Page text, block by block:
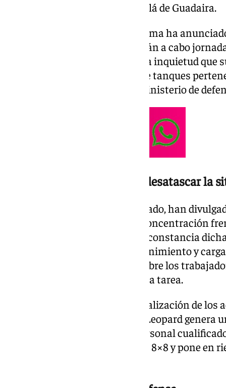
en la localidad sevillana de Alcalá de Guadaira.
El Comité de Empresa de la misma ha
miércoles uno de julio, se llevarán a cabo
duración en pro de reivindicar la inquietud que
contratos de mantenimiento de tanques
programa Obus por parte del ministerio de
Manifestación en busca de desatascar la
Además, mediante un comunicado, han
ocho de julio se celebrará una concentración
Gobierno en Sevilla. Según deja constancia
lleno a los programas de mantenimiento y
supone un impacto «directo» sobre los
auxiliares dependientes de dicha tarea.
El comunicado dice así: «La paralización de los
mantenimiento del Obus y del Leopard genera
preocupación. La pérdida de personal
proyectos clave como el Dragón 8×8 y pone en